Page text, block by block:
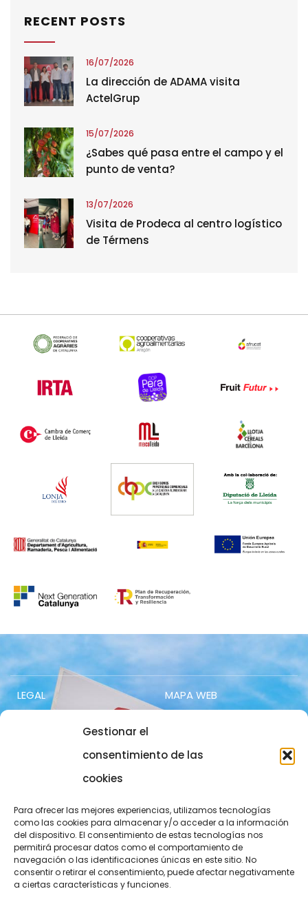
Gestionar el
consentimiento de las
cookies
Para ofrecer las mejores experiencias, utilizamos tecnologías
como las cookies para almacenar y/o acceder a la información
del dispositivo. El consentimiento de estas tecnologías nos
permitirá procesar datos como el comportamiento de
navegación o las identificaciones únicas en este sitio. No
consentir o retirar el consentimiento, puede afectar negativamente
a ciertas características y funciones.
RECENT POSTS
16/07/2026
La dirección de ADAMA visita
ActelGrup
15/07/2026
¿Sabes qué pasa entre el campo y el
punto de venta?
13/07/2026
Visita de Prodeca al centro logístico
de Térmens
LEGAL
Política de privacidad
Política de cookies
MAPA WEB
Acceso socios
973 700 800
actel@actel.es
Ctra. Vall d'Aran, km. 3
COMUNICACIÓN
comunicacio@actel.es
Canal de denuncias